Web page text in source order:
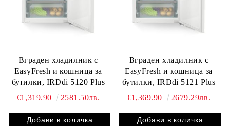
Вграден хладилник с
EasyFresh и кошница за
бутилки, IRDdi 5120 Plus
€1,319.90
2581.50лв.
Вграден хладилник с
EasyFresh и кошница за
бутилки, IRDdi 5121 Plus
€1,369.90
2679.29лв.